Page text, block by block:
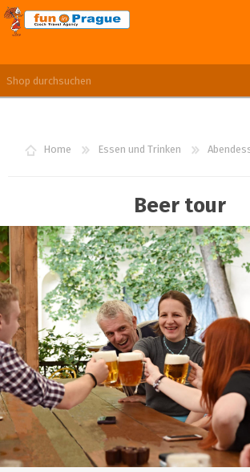
REGISTRIERUNG
Home Essen und Trinken
Beer tour